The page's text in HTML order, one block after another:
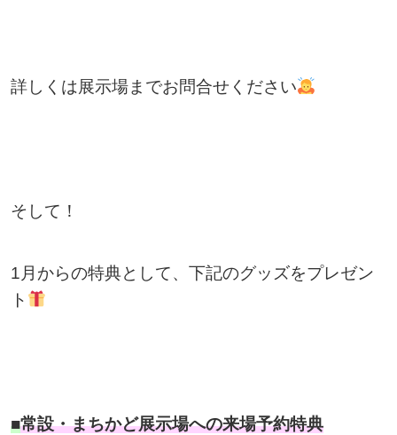
詳しくは展示場までお問合せください
そして！
1月からの特典として、下記のグッズをプレゼン
ト
■常設・まちかど展示場への来場予約特典